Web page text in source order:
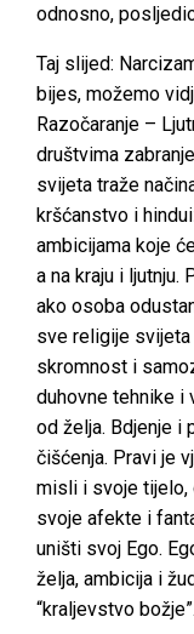
odnosno,
Taj slijed:
bijes, možemo
Razočaranje –
društvima
svijeta traže
kršćanstvo i
ambicijama koje
a na kraju i ljutnju.
ako osoba
sve religije
skromnost i
duhovne tehnike
od želja. Bdjenje i
čišćenja. Pravi je
misli i svoje tijelo,
svoje afekte i
uništi svoj Ego.
želja, ambicija i
“kraljevstvo božje”.